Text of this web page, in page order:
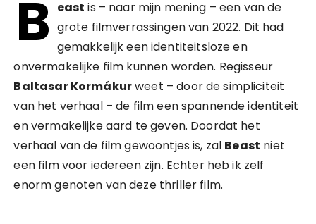
B east is – naar mijn mening – een van de
grote filmverrassingen van 2022. Dit had
gemakkelijk een identiteitsloze en
onvermakelijke film kunnen worden. Regisseur
Baltasar Kormákurweet – door de simpliciteit
van het verhaal – de film een spannende identiteit
en vermakelijke aard te geven. Doordat het
verhaal van de film gewoontjes is, zal Beast niet
een film voor iedereen zijn. Echter heb ik zelf
enorm genoten van deze thriller film.